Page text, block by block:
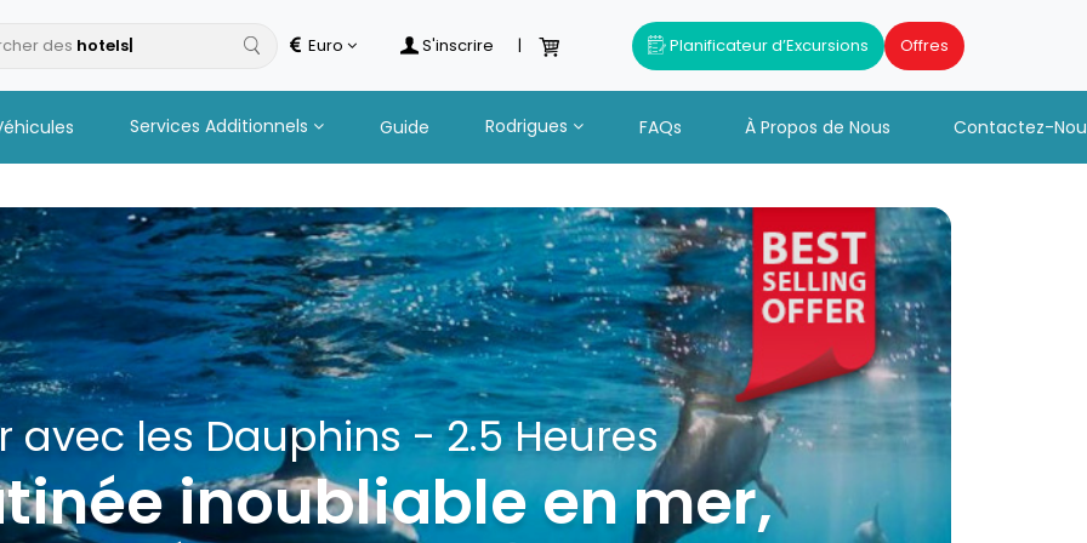
des Euro S'inscrire | Planificateur d’Excursions Offres
Services Additionnels Guide Rodrigues FAQs À Propos de Nous Contactez-
à Îlot Gabriel + Déjeuner et
Boissons